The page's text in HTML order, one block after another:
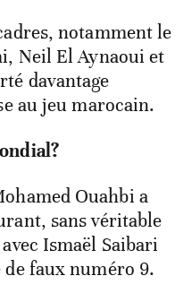
notamment le
Neil El Aynaoui et
davantage
au jeu marocain.
Ouahbi a
sans véritable
Ismaël Saibari
faux numéro 9.